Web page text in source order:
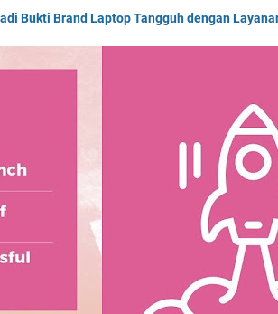
Bukti Brand Laptop Tangguh dengan